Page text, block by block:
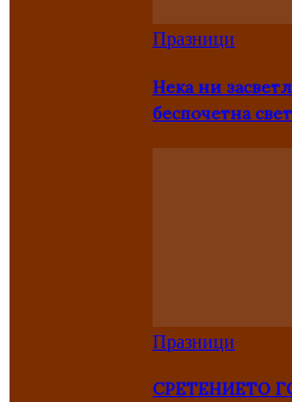
Празници
Нека ни
беспочетна
Празници
СРЕТЕНИЕТО